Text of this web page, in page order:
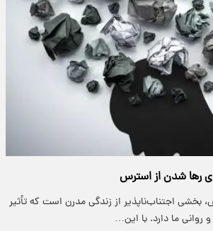
بخشی اجتناب‌ناپذیر از زندگی مدرن است که تأثیر
ما دارد. با این…